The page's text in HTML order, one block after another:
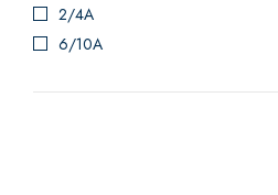
2/4A
6/10A